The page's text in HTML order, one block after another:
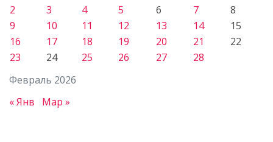
Февраль 2026
2
3 4 5 6 7
8
9
10 11 12 13 14
15
16
17 18 19 20 21
22
23
24 25 26 27 28
« Янв Мар »